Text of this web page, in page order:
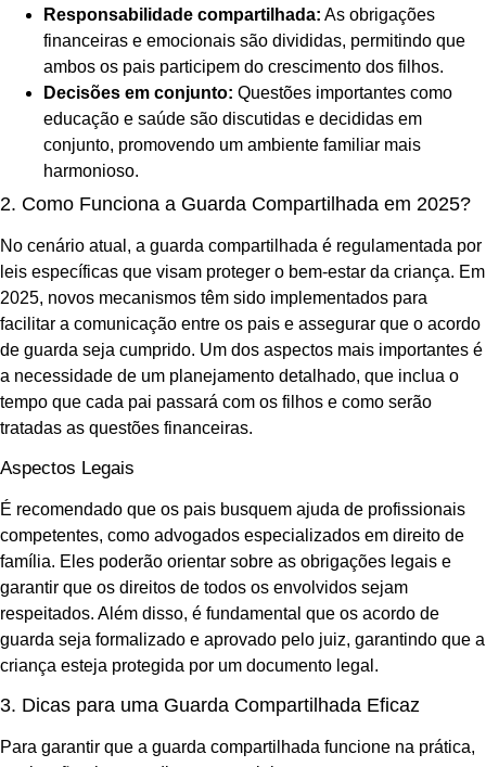
Responsabilidade compartilhada: As obrigações
financeiras e emocionais são divididas, permitindo que
ambos os pais participem do crescimento dos filhos.
Decisões em conjunto: Questões importantes como
educação e saúde são discutidas e decididas em
conjunto, promovendo um ambiente familiar mais
harmonioso.
2. Como Funciona a Guarda Compartilhada em 2025?
No cenário atual, a guarda compartilhada é regulamentada por
leis específicas que visam proteger o bem-estar da criança. Em
2025, novos mecanismos têm sido implementados para
facilitar a comunicação entre os pais e assegurar que o acordo
de guarda seja cumprido. Um dos aspectos mais importantes é
a necessidade de um planejamento detalhado, que inclua o
tempo que cada pai passará com os filhos e como serão
tratadas as questões financeiras.
Aspectos Legais
É recomendado que os pais busquem ajuda de profissionais
competentes, como advogados especializados em direito de
família. Eles poderão orientar sobre as obrigações legais e
garantir que os direitos de todos os envolvidos sejam
respeitados. Além disso, é fundamental que os acordo de
guarda seja formalizado e aprovado pelo juiz, garantindo que a
criança esteja protegida por um documento legal.
3. Dicas para uma Guarda Compartilhada Eficaz
Para garantir que a guarda compartilhada funcione na prática,